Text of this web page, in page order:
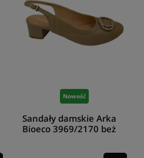
Nowość
Sandały damskie Arka
Bioeco 3969/2170 beż